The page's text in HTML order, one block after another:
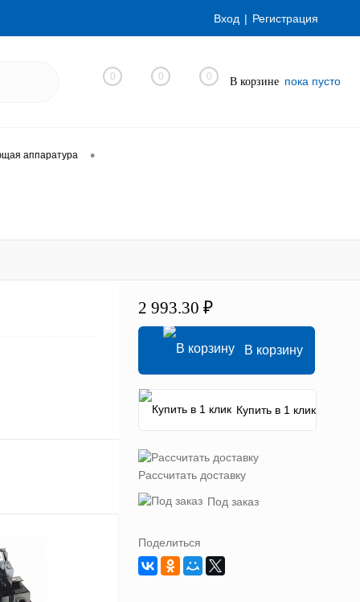
Вход Регистрация
0 0 0 В корзине пока пусто
аппаратура •
2 993.30 ₽
В корзину
Купить в 1 клик
Рассчитать доставку
Под заказ
Поделиться